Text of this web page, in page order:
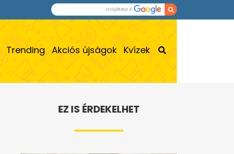
Trending Akciós újságok Kvízek
EZ IS ÉRDEKELHET